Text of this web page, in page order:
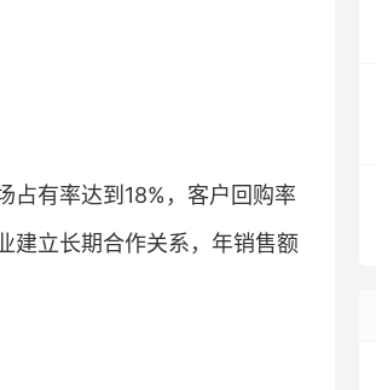
占有率达到18%，客户回购率
建立长期合作关系，年销售额